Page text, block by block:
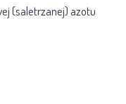
(saletrzanej) azotu